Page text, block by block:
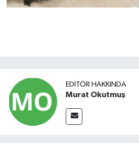
EDITÖR HAKKINDA
Murat Okutmuş